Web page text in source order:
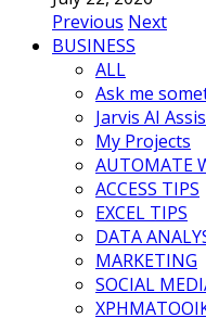
Previous Next
BUSINESS
ALL
Ask me
Jarvis AI
My Projects
AUTOMATE
ACCESS TIPS
EXCEL TIPS
DATA
MARKETING
SOCIAL